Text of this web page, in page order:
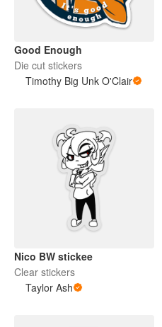
Good Enough
Die cut stickers
Timothy Big Unk O'Clair
Nico BW stickee
Clear stickers
Taylor Ash